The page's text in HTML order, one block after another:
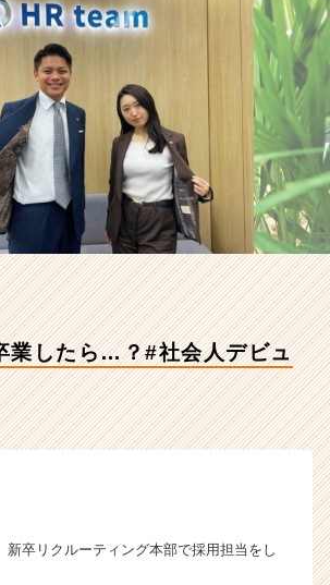
ビ
ュ
ー
コ
ー
デ
【株
式
会
m
ム
|
ベ
業したら…？#社会人デビュ
卒リクルーティング本部で採用担当をし